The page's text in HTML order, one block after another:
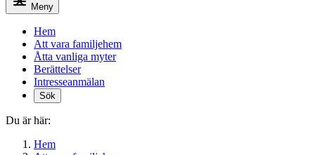
Meny
Hem
Att vara familjehem
Åtta vanliga myter
Berättelser
Intresseanmälan
Sök
Du är här:
Hem